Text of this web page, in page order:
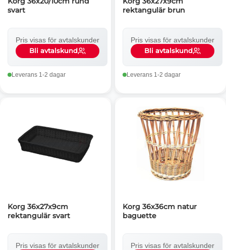
svart
Pris visas för avtalskunder
Bli avtalskund
Leverans 1-2 dagar
rektangulär brun
Pris visas för avtalskunder
Bli avtalskund
Leverans 1-2 dagar
Korg 36x27x9cm
rektangulär svart
Pris visas för avtalskunder
Korg 36x36cm natur
baguette
Pris visas för avtalskunder